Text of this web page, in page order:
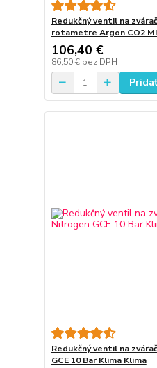
Redukčný ventil na
rotametre Argon CO2
106,40 €
86,50 € bez DPH
Redukčný ventil na
GCE 10 Bar Klima Klima